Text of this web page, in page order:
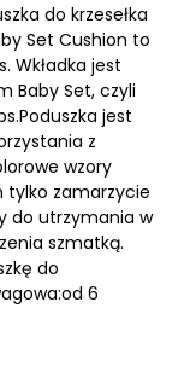
do krzesełka
Set Cushion to
Wkładka jest
Baby Set, czyli
jest
z
wzory
tylko zamarzycie
do utrzymania w
szmatką.
do
6